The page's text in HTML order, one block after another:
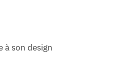
à son design